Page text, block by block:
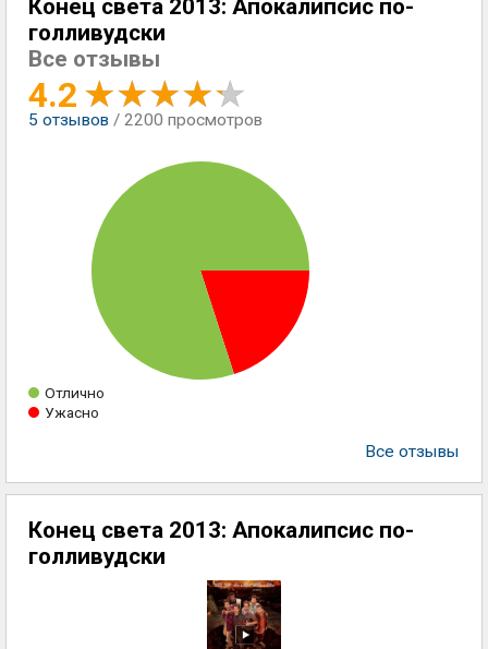
Конец света 2013: Апокалипсис по-
голливудски
Все отзывы
4.2
5 отзывов / 2200 просмотров
Отлично
Ужасно
Все отзывы
Конец света 2013: Апокалипсис по-
голливудски